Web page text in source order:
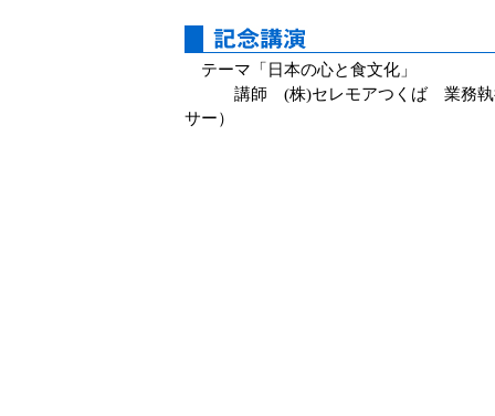
テーマ「日本の心と食文化」
講師 (株)セレモアつくば 業務執
サー）